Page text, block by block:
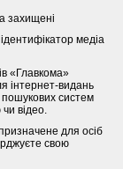
захищені
медіа
«Главкома»
інтернет-видань
пошукових систем
відео.
для осіб
свою